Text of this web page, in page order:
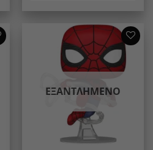
Add to
wishlist
ΕΞΑΝΤΛΗΜΈΝΟ